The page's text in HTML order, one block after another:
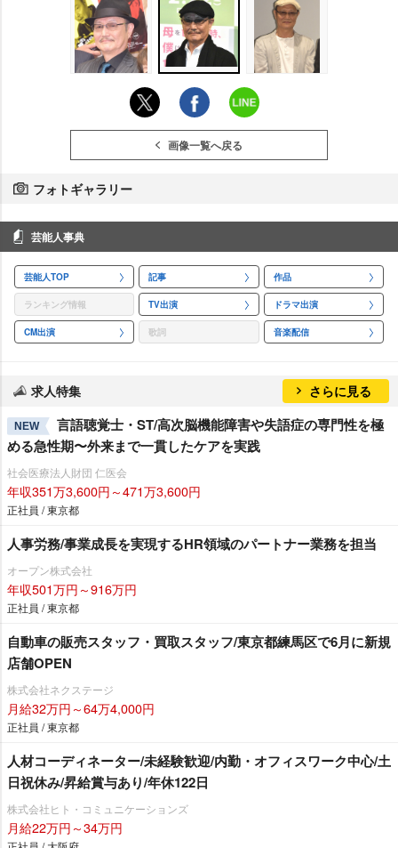
画像一覧へ戻る
フォトギャラリー
芸能人事典
芸能人TOP 記事 作品
ランキング情報 TV出演 ドラマ出演
CM出演 歌詞 音楽配信
求人特集 さらに見る
NEW
言語聴覚士・ST/高次脳機能障害や失語症の専門性を極
める急性期〜外来まで一貫したケアを実践
社会医療法人財団 仁医会
年収351万3,600円～471万3,600円
正社員 / 東京都
人事労務/事業成長を実現するHR領域のパートナー業務を担当
オープン株式会社
年収501万円～916万円
正社員 / 東京都
自動車の販売スタッフ・買取スタッフ/東京都練馬区で6月に新規
店舗OPEN
株式会社ネクステージ
月給32万円～64万4,000円
正社員 / 東京都
人材コーディネーター/未経験歓迎/内勤・オフィスワーク中心/土
日祝休み/昇給賞与あり/年休122日
株式会社ヒト・コミュニケーションズ
月給22万円～34万円